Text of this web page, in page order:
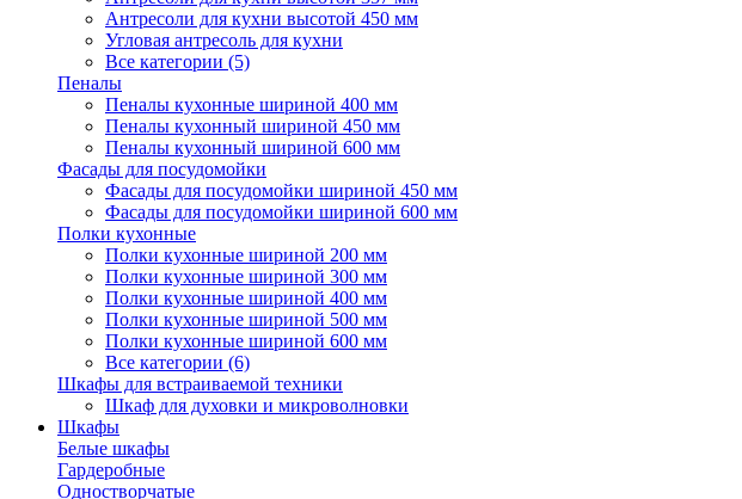
Антресоли для кухни высотой 450 мм
Угловая антресоль для кухни
Все категории (5)
Пеналы
Пеналы кухонные шириной 400 мм
Пеналы кухонный шириной 450 мм
Пеналы кухонный шириной 600 мм
Фасады для посудомойки
Фасады для посудомойки шириной 450 мм
Фасады для посудомойки шириной 600 мм
Полки кухонные
Полки кухонные шириной 200 мм
Полки кухонные шириной 300 мм
Полки кухонные шириной 400 мм
Полки кухонные шириной 500 мм
Полки кухонные шириной 600 мм
Все категории (6)
Шкафы для встраиваемой техники
Шкаф для духовки и микроволновки
Шкафы
Белые шкафы
Гардеробные
Одностворчатые